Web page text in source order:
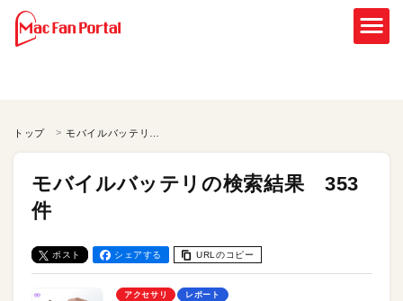
トップ
モバイルバッテリの検索結果 353
件
ポスト シェアする URLのコピー
アクセサリ レポート